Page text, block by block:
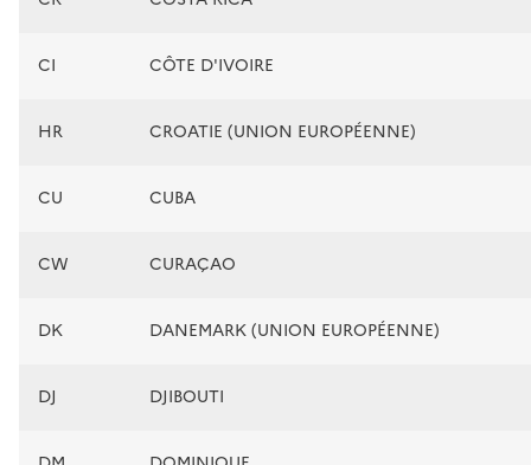
CI CÔTE D'IVOIRE
HR CROATIE (UNION EUROPÉENNE)
CU CUBA
CW CURAÇAO
DK DANEMARK (UNION EUROPÉENNE)
DJ DJIBOUTI